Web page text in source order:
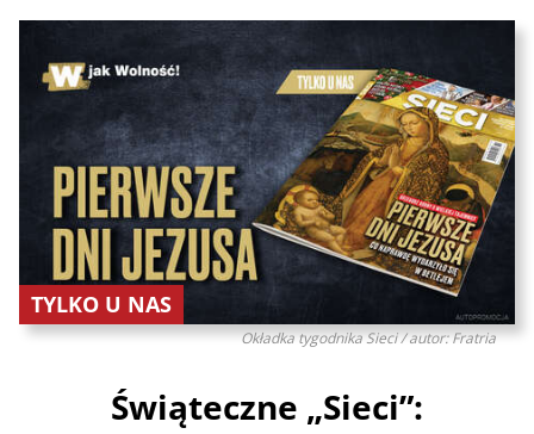
Okładka tygodnika Sieci / autor: Fratria
TYLKO U NAS
Świąteczne „Sieci”: